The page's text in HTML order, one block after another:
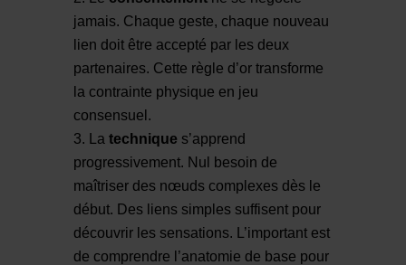
jamais. Chaque geste, chaque nouveau
lien doit être accepté par les deux
partenaires. Cette règle d’or transforme
la contrainte physique en jeu
consensuel.
La technique s’apprend
progressivement. Nul besoin de
maîtriser des nœuds complexes dès le
début. Des liens simples suffisent pour
découvrir les sensations. L’important est
de comprendre l’anatomie de base pour